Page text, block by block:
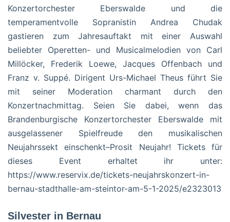
Konzertorchester Eberswalde und die
temperamentvolle Sopranistin Andrea Chudak
gastieren zum Jahresauftakt mit einer Auswahl
beliebter Operetten- und Musicalmelodien von Carl
Millöcker, Frederik Loewe, Jacques Offenbach und
Franz v. Suppé. Dirigent Urs-Michael Theus führt Sie
mit seiner Moderation charmant durch den
Konzertnachmittag. Seien Sie dabei, wenn das
Brandenburgische Konzertorchester Eberswalde mit
ausgelassener Spielfreude den musikalischen
Neujahrssekt einschenkt–Prosit Neujahr! Tickets für
dieses Event erhaltet ihr unter:
https://www.reservix.de/tickets-neujahrskonzert-in-
bernau-stadthalle-am-steintor-am-5-1-2025/e2323013
Silvester in Bernau